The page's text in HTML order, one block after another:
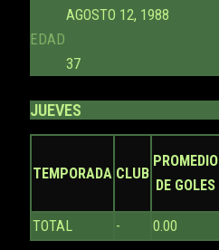
AGOSTO 12, 1988
EDAD
37
JUEVES
TEMPORADA CLUB
PROMEDIO
DE GOLES
TOTAL
- 0.00